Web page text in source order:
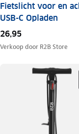
Fietslicht voor en
USB-C Opladen
26,95
Verkoop door R2B Store